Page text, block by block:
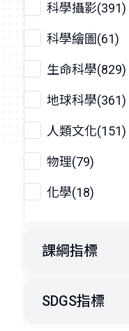
科學攝影(391)
科學繪圖(61)
生命科學(829)
地球科學(361)
人類文化(151)
物理(79)
化學(18)
課綱指標
SDGS指標